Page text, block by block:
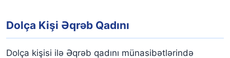
Dolça Kişi Əqrəb Qadını
Dolça kişisi ilə Əqrəb qadını münasibətlərində